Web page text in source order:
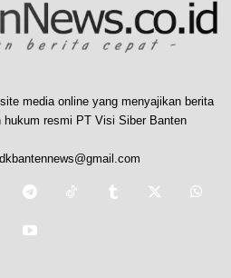
media online yang menyajikan berita
hukum resmi PT Visi Siber Banten